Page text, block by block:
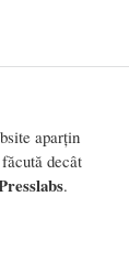
aparțin
decât
.